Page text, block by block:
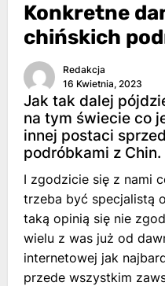
Konkretne
chińskich
Redakcja
16 Kwietnia, 2023
Jak tak dalej
na tym świecie co
innej postaci
podróbkami z Chin.
I zgodzicie się z nami
trzeba być specjalistą
taką opinią się nie
wielu z was już od
internetowej jak
przede wszystkim